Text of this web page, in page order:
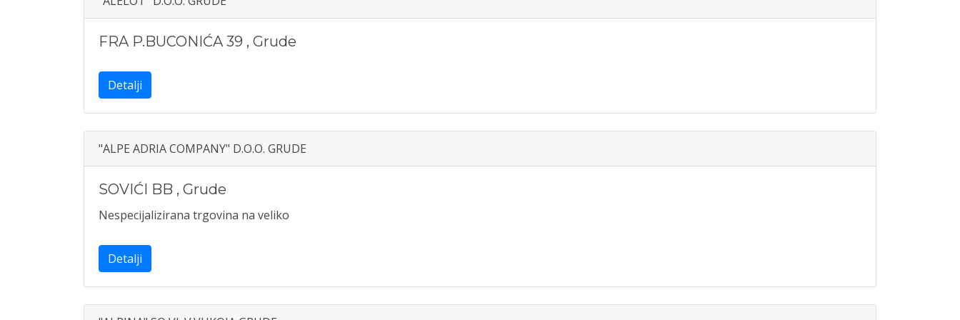
FRA P.BUCONIĆA 39 , Grude
Detalji
"ALPE ADRIA COMPANY" D.O.O. GRUDE
SOVIĆI BB , Grude
Nespecijalizirana trgovina na veliko
Detalji